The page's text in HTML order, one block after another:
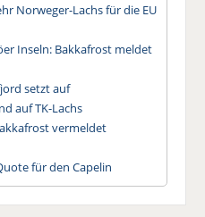
Norweger-Lachs für die EU
Inseln: Bakkafrost meldet
setzt auf
auf TK-Lachs
vermeldet
für den Capelin